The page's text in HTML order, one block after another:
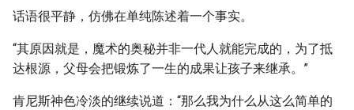
话语很平静，仿佛在单纯陈述着一个事实。
“其原因就是，魔术的奥秘并非一代人就能完成的，为了抵
达根源，父母会把锻炼了一生的成果让孩子来继承。”
肯尼斯神色冷淡的继续说道：“那么我为什么从这么简单的